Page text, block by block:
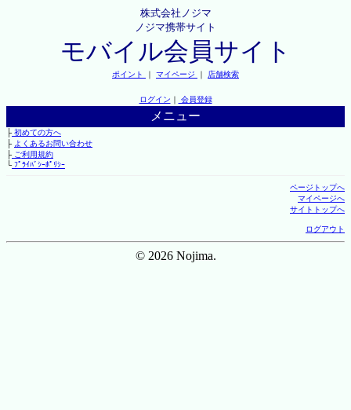
株式会社ノジマ
ノジマ携帯サイト
モバイル会員サイト
ポイント ｜ マイページ ｜ 店舗検索
ログイン ｜ 会員登録
メニュー
├初めての方へ
├ よくあるお問い合わせ
├ご利用規約
└ﾌﾟﾗｲﾊﾞｼｰﾎﾟﾘｼｰ
ページトップへ
マイページへ
サイトトップへ
ログアウト
© 2026 Nojima.